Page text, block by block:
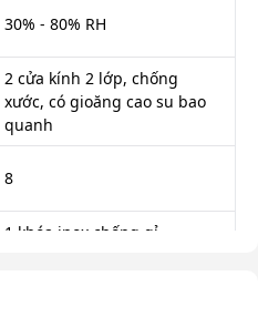
30% - 80% RH
2 cửa kính 2 lớp, chống
xước, có gioăng cao su bao
quanh
8
1 khóa inox chống gỉ